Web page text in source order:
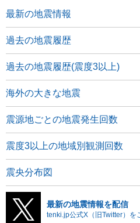
最新の地震情報
過去の地震履歴
過去の地震履歴(震度3以上)
海外の大きな地震
震源地ごとの地震発生回数
震度3以上の地域別観測回数
震央分布図
最新の地震情報を配信
tenki.jp公式X（旧Twitter）を